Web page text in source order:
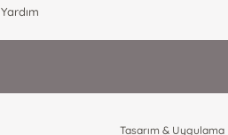
Yardım
Tasarım & Uygulama